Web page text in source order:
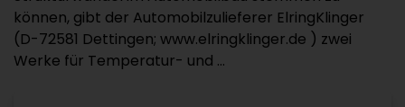
können, gibt der Automobilzulieferer ElringKlinger
(D-72581 Dettingen; www.elringklinger.de ) zwei
Werke für Temperatur- und ...